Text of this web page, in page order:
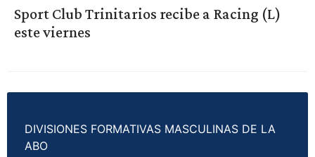
Sport Club Trinitarios recibe a Racing (L)
este viernes
DIVISIONES FORMATIVAS MASCULINAS DE LA
ABO